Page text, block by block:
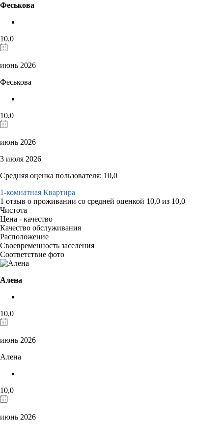
Феськова
10,0
июнь 2026
Феськова
10,0
июнь 2026
3 июля 2026
Средняя оценка пользователя: 10,0
1-комнатная Квартира
1 отзыв о проживании со средней оценкой 10,0 из 10,0
Чистота
Цена - качество
Качество обслуживания
Расположение
Своевременность заселения
Соответствие фото
Алена
10,0
июнь 2026
Алена
10,0
июнь 2026